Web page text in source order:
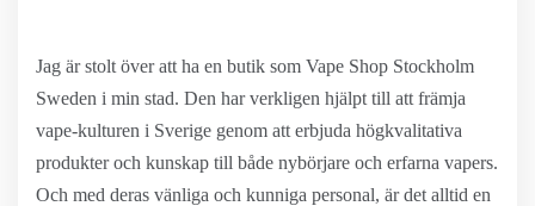
Jag är stolt över att ha en butik som Vape Shop Stockholm
Sweden i min stad. Den har verkligen hjälpt till att främja
vape-kulturen i Sverige genom att erbjuda högkvalitativa
produkter och kunskap till både nybörjare och erfarna vapers.
Och med deras vänliga och kunniga personal, är det alltid en